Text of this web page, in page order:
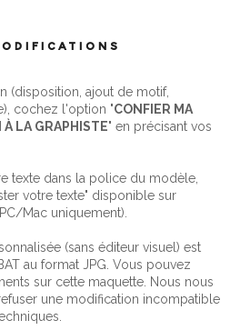
(disposition, ajout de motif,
cochez l'option "CONFIER MA
LA GRAPHISTE" en précisant vos
texte dans la police du modèle,
votre texte" disponible sur
Mac uniquement).
(sans éditeur visuel) est
au format JPG. Vous pouvez
sur cette maquette. Nous nous
une modification incompatible